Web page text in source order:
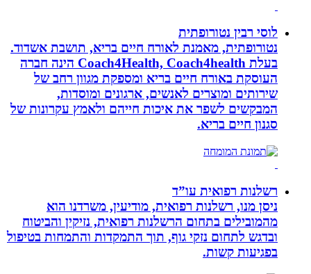
לוסי רבין נטורופתית
נטורופתית, מאמנת לאורח חיים בריא, תושבת אשדוד.
בעלת Coach4Health, Coach4health הינה חברה
העוסקת באורח חיים בריא ומספקת מגוון רחב של
שירותים ומוצרים לאנשים, ארגונים ומוסדות,
המבקשים לשפר את איכות חייהם ולאמץ עקרונות של
סגנון חיים בריא.
רשלנות רפואית עו”ד
ניסן מנו, רשלנות רפואית, מודיעין, משרדנו הוא
מהמובילים בתחום הרשלנות רפואית, נזיקין והביטוח
ובדגש לתחום נזקי גוף, תוך התמקדות והתמחות בטיפול
בפגיעות קשות.